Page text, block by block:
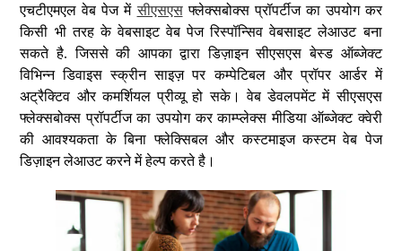
एचटीएमएल वेब पेज मेंसीएसएसफ्लेक्सबोक्स प्रॉपर्टीज का उपयोग कर
किसी भी तरह के वेबसाइट वेब पेज रिस्पॉन्सिव वेबसाइट लेआउट बना
सकते है. जिससे की आपका द्वारा डिज़ाइन सीएसएस बेस्ड ऑब्जेक्ट
विभिन्न डिवाइस स्क्रीन साइज़ पर कम्पेटिबल और प्रॉपर आर्डर में
अट्रैक्टिव और कमर्शियल प्रीव्यू हो सके। वेब डेवलपमेंट में सीएसएस
फ्लेक्सबोक्स प्रॉपर्टीज का उपयोग कर काम्प्लेक्स मीडिया ऑब्जेक्ट क्वेरी
की आवश्यकता के बिना फ्लेक्सिबल और कस्टमाइज कस्टम वेब पेज
डिज़ाइन लेआउट करने में हेल्प करते है।